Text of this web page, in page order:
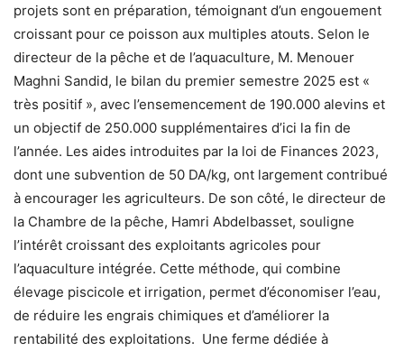
projets sont en préparation, témoignant d’un engouement
croissant pour ce poisson aux multiples atouts. Selon le
directeur de la pêche et de l’aquaculture, M. Menouer
Maghni Sandid, le bilan du premier semestre 2025 est «
très positif », avec l’ensemencement de 190.000 alevins et
un objectif de 250.000 supplémentaires d’ici la fin de
l’année. Les aides introduites par la loi de Finances 2023,
dont une subvention de 50 DA/kg, ont largement contribué
à encourager les agriculteurs. De son côté, le directeur de
la Chambre de la pêche, Hamri Abdelbasset, souligne
l’intérêt croissant des exploitants agricoles pour
l’aquaculture intégrée. Cette méthode, qui combine
élevage piscicole et irrigation, permet d’économiser l’eau,
de réduire les engrais chimiques et d’améliorer la
rentabilité des exploitations. Une ferme dédiée à